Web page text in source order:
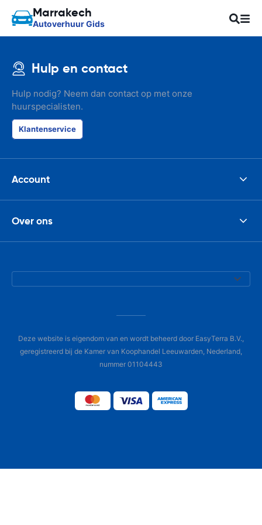
Marrakech
Autoverhuur Gids
Hulp en contact
Hulp nodig? Neem dan contact op met onze
huurspecialisten.
Klantenservice
Account
Over ons
Deze website is eigendom van en wordt beheerd door EasyTerra B.V.,
geregistreerd bij de Kamer van Koophandel Leeuwarden, Nederland,
nummer 01104443